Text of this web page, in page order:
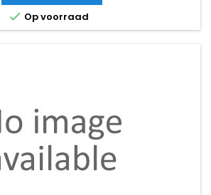
 Op voorraad